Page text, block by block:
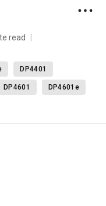
read
DP4401
DP4601 DP4601e